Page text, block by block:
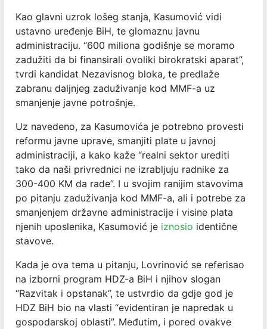
Kao glavni uzrok lošeg stanja, Kasumović vidi
ustavno uređenje BiH, te glomaznu javnu
administraciju. “600 miliona godišnje se moramo
zadužiti da bi finansirali ovoliki birokratski aparat”,
tvrdi kandidat Nezavisnog bloka, te predlaže
zabranu daljnjeg zaduživanje kod MMF-a uz
smanjenje javne potrošnje.
Uz navedeno, za Kasumovića je potrebno provesti
reformu javne uprave, smanjiti plate u javnoj
administraciji, a kako kaže “realni sektor urediti
tako da naši privrednici ne izrabljuju radnike za
300-400 KM da rade”. I u svojim ranijim stavovima
po pitanju zaduživanja kod MMF-a, ali i potrebe za
smanjenjem državne administracije i visine plata
njenih uposlenika, Kasumović je iznosio identične
stavove.
Kada je ova tema u pitanju, Lovrinović se referisao
na izborni program HDZ-a BiH i njihov slogan
“Razvitak i opstanak”, te ustvrdio da gdje god je
HDZ BiH bio na vlasti “evidentiran je napredak u
gospodarskoj oblasti”. Međutim, i pored ovakve